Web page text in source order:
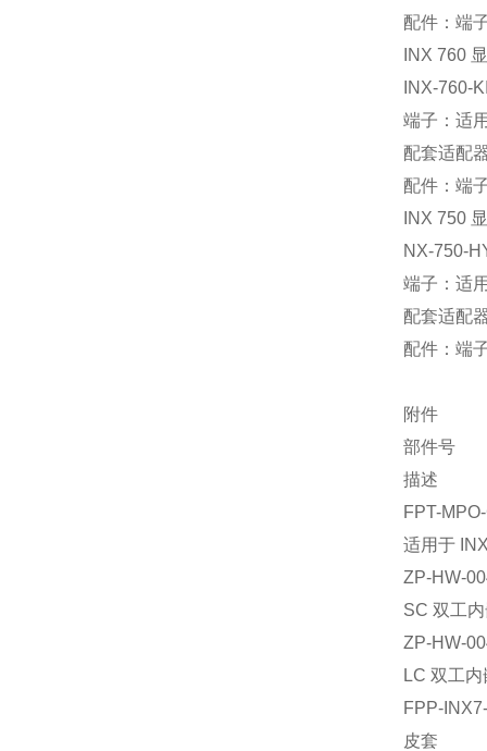
配件：端
INX 760
INX-760-
端子：适
配套适配
配件：端
INX 750
NX-750-
端子：适
配套适配
配件：端
附件
部件号
描述
FPT-
适用于
ZP-HW-
SC 双工
ZP-HW-
LC 双工
FPP-
皮套